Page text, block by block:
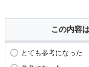
この内容
とても参考になった